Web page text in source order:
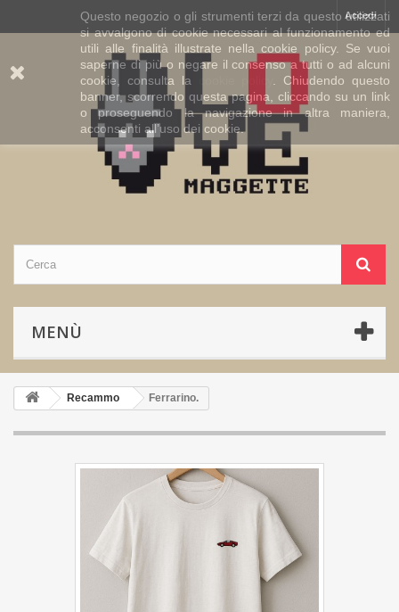
Accedi
MENÙ
Recammo Ferrarino.
Questo negozio o gli strumenti terzi da questo utilizzati
si avvalgono di cookie necessari al funzionamento ed
utili alle finalità illustrate nella cookie policy. Se vuoi
saperne di più o negare il consenso a tutti o ad alcuni
cookie, consulta la
. Chiudendo questo
banner, scorrendo questa pagina, cliccando su un link
o proseguendo la navigazione in altra maniera,
acconsenti all’uso dei cookie.